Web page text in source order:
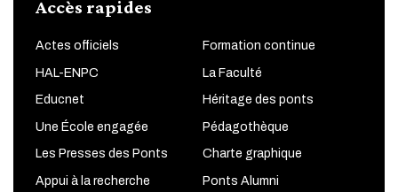
Accès rapides
Actes officiels Formation continue
HAL-ENPC La Faculté
Educnet Héritage des ponts
Une École engagée Pédagothèque
Les Presses des Ponts Charte graphique
Appui à la recherche Ponts Alumni